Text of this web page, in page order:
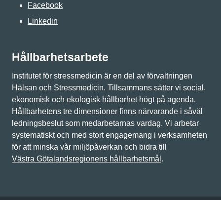
Facebook
Linkedin
Hållbarhetsarbete
Institutet för stressmedicin är en del av förvaltningen
Hälsan och Stressmedicin. Tillsammans sätter vi social,
ekonomisk och ekologisk hållbarhet högt på agenda.
Hållbarhetens tre dimensioner finns närvarande i såväl
ledningsbeslut som medarbetarnas vardag. Vi arbetar
systematiskt och med stort engagemang i verksamheten
för att minska vår miljöpåverkan och bidra till
Västra Götalandsregionens hållbarhetsmål .